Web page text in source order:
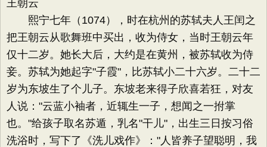
王朝云
熙宁七年（1074），时在杭州的苏轼夫人王闰之
把王朝云从歌舞班中买出，收为侍女，当时王朝云年
仅十二岁。她长大后，大约是在黄州，被苏轼收为侍
妾。苏轼为她起字"子霞"，比苏轼小二十六岁。二十二
岁为东坡生了个儿子。东坡老来得子欣喜若狂，对友
人说："云蓝小袖者，近辄生一子，想闻之一拊掌
也。"给孩子取名苏遁，乳名"干儿"，出生三日按习俗
洗浴时，写下了《洗儿戏作》："人皆养子望聪明，我